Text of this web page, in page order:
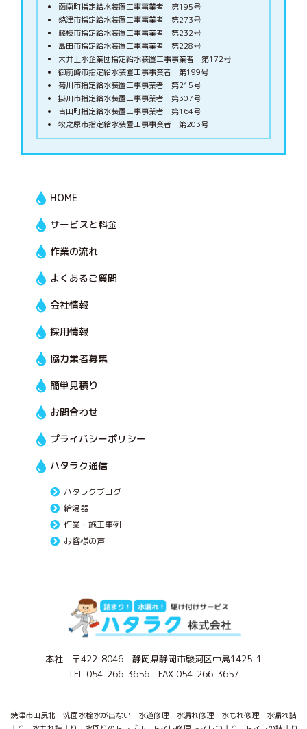
函南町指定給水装置工事事業者 第195号
焼津市指定給水装置工事事業者 第273号
藤枝市指定給水装置工事事業者 第232号
島田市指定給水装置工事事業者 第228号
大井上水企業団指定給水装置工事事業者 第172号
御前崎市指定給水装置工事事業者 第199号
菊川市指定給水装置工事事業者 第215号
掛川市指定給水装置工事事業者 第307号
吉田町指定給水装置工事事業者 第164号
牧之原市指定給水装置工事事業者 第203号
HOME
サービスと料金
作業の流れ
よくあるご質問
会社情報
採用情報
協力業者募集
簡単見積り
お問合わせ
プライバシーポリシー
ハタラク通信
ハタラクブログ
給湯器
作業・施工事例
お客様の声
本社 〒422-8046 静岡県静岡市駿河区中島1425-1
TEL 054-266-3656 FAX 054-266-3657
焼津市田尻北 洗面水栓水が出ない 水道修理 水漏れ修理 水もれ修理 水漏れ詰